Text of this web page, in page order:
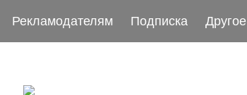
Рекламодателям Подписка Другое